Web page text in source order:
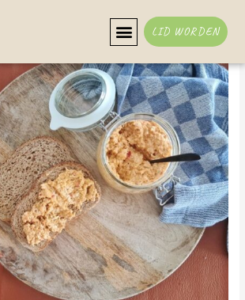
LID WORDEN